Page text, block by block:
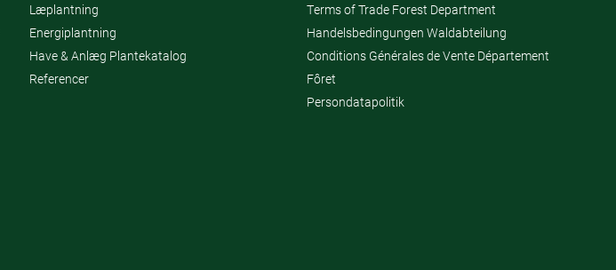
Læplantning
Energiplantning
Have & Anlæg Plantekatalog
Referencer
Terms of Trade Forest Department
Handelsbedingungen Waldabteilung
Conditions Générales de Vente Département
Fôret
Persondatapolitik